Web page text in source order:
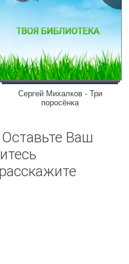
Сергей Михалков - Три
поросёнка
Ваш